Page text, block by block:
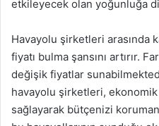
etkileyecek olan yoğunluğa
Havayolu şirketleri arasında
fiyatı bulma şansını artırır.
değişik fiyatlar
havayolu şirketleri,
sağlayarak bütçenizi